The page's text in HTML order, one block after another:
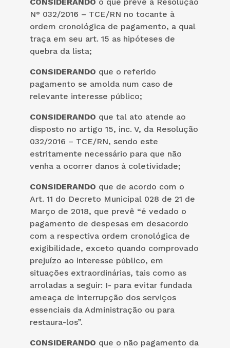
N° 032/2016 – TCE/RN no tocante à
ordem cronológica de pagamento, a qual
traça em seu art. 15 as hipóteses de
quebra da lista;
CONSIDERANDO que o referido
pagamento se amolda num caso de
relevante interesse público;
CONSIDERANDO que tal ato atende ao
disposto no artigo 15, inc. V, da Resolução
032/2016 – TCE/RN, sendo este
estritamente necessário para que não
venha a ocorrer danos à coletividade;
CONSIDERANDO que de acordo com o
Art. 11 do Decreto Municipal 028 de 21 de
Março de 2018, que prevê “é vedado o
pagamento de despesas em desacordo
com a respectiva ordem cronológica de
exigibilidade, exceto quando comprovado
prejuízo ao interesse público, em
situações extraordinárias, tais como as
arroladas a seguir: I- para evitar fundada
ameaça de interrupção dos serviços
essenciais da Administração ou para
restaura-los”.
CONSIDERANDO que o não pagamento da